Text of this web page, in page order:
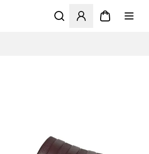
Åbner en Modal til at